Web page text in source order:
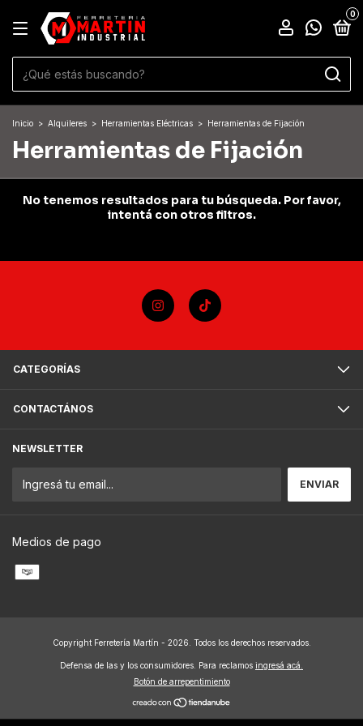
0
Inicio > Alquileres > Herramientas Eléctricas > Herramientas de Fijación
Herramientas de Fijación
No tenemos resultados para tu búsqueda. Por favor,
intentá con otros filtros.
CATEGORÍAS
CONTACTÁNOS
NEWSLETTER
Medios de pago
Copyright Ferretería Martín - 2026. Todos los derechos reservados.
Defensa de las y los consumidores. Para reclamos ingresá acá.
Botón de arrepentimiento